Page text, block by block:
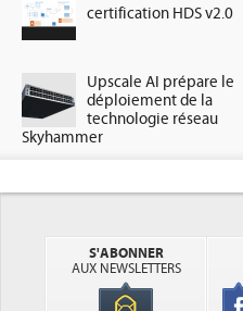
certification HDS v2.0
Upscale AI prépare le
déploiement de la
technologie réseau
Skyhammer
S'ABONNER
AUX NEWSLETTERS